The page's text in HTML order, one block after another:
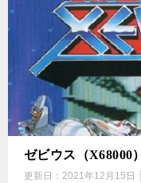
ゼビウス（X68000）
更新日： 2021年12月15日